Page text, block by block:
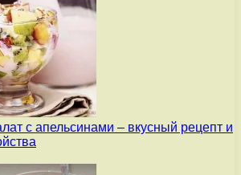
с апельсинами – вкусный рецепт и